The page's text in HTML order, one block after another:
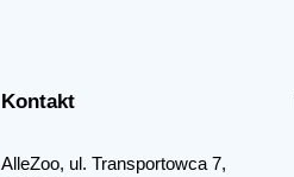
Kontakt
AlleZoo, ul. Transportowca 7,